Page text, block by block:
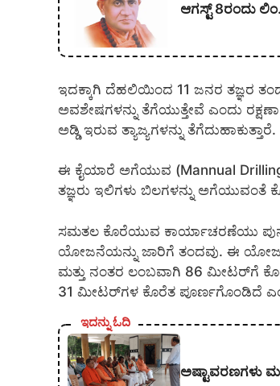
ಆಗಸ್ಟ್ 8ರಂದು
ಇದಕ್ಕಾಗಿ ದೆಹಲಿಯಿಂದ 11 ಜನರ ತಜ್ಞರ
ಅವಶೇಷಗಳನ್ನು ತೆಗೆಯುತ್ತೇವೆ ಎಂದು
ಅಡ್ಡಿ ಇರುವ ತ್ಯಾಜ್ಯಗಳನ್ನು
ಈ ಕೈಯಾರೆ ಅಗೆಯುವ (Mannual
ತಜ್ಞರು ಇಲಿಗಳು ಬಿಲಗಳನ್ನು ಅಗೆಯುವಂತೆ
ಸಮತಲ ಕೊರೆಯುವ ಕಾರ್ಯಾಚರಣೆಯು
ಯೋಜನೆಯನ್ನು ಜಾರಿಗೆ ತಂದವು. ಈ
ಮತ್ತು ನಂತರ ಲಂಬವಾಗಿ 86 ಮೀಟರ್‌ಗೆ
31 ಮೀಟರ್‌ಗಳ ಕೊರೆತ ಪೂರ್ಣಗೊಂಡಿದೆ
ಇದನ್ನು ಓದಿ
ಅಷ್ಟಾವರಣಗಳು